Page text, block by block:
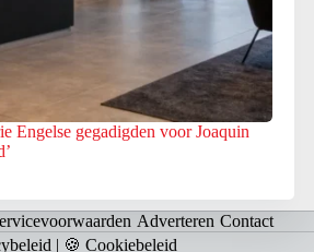
Engelse gegadigden voor Joaquin
Adverteren Contact
| 🍪 Cookiebeleid